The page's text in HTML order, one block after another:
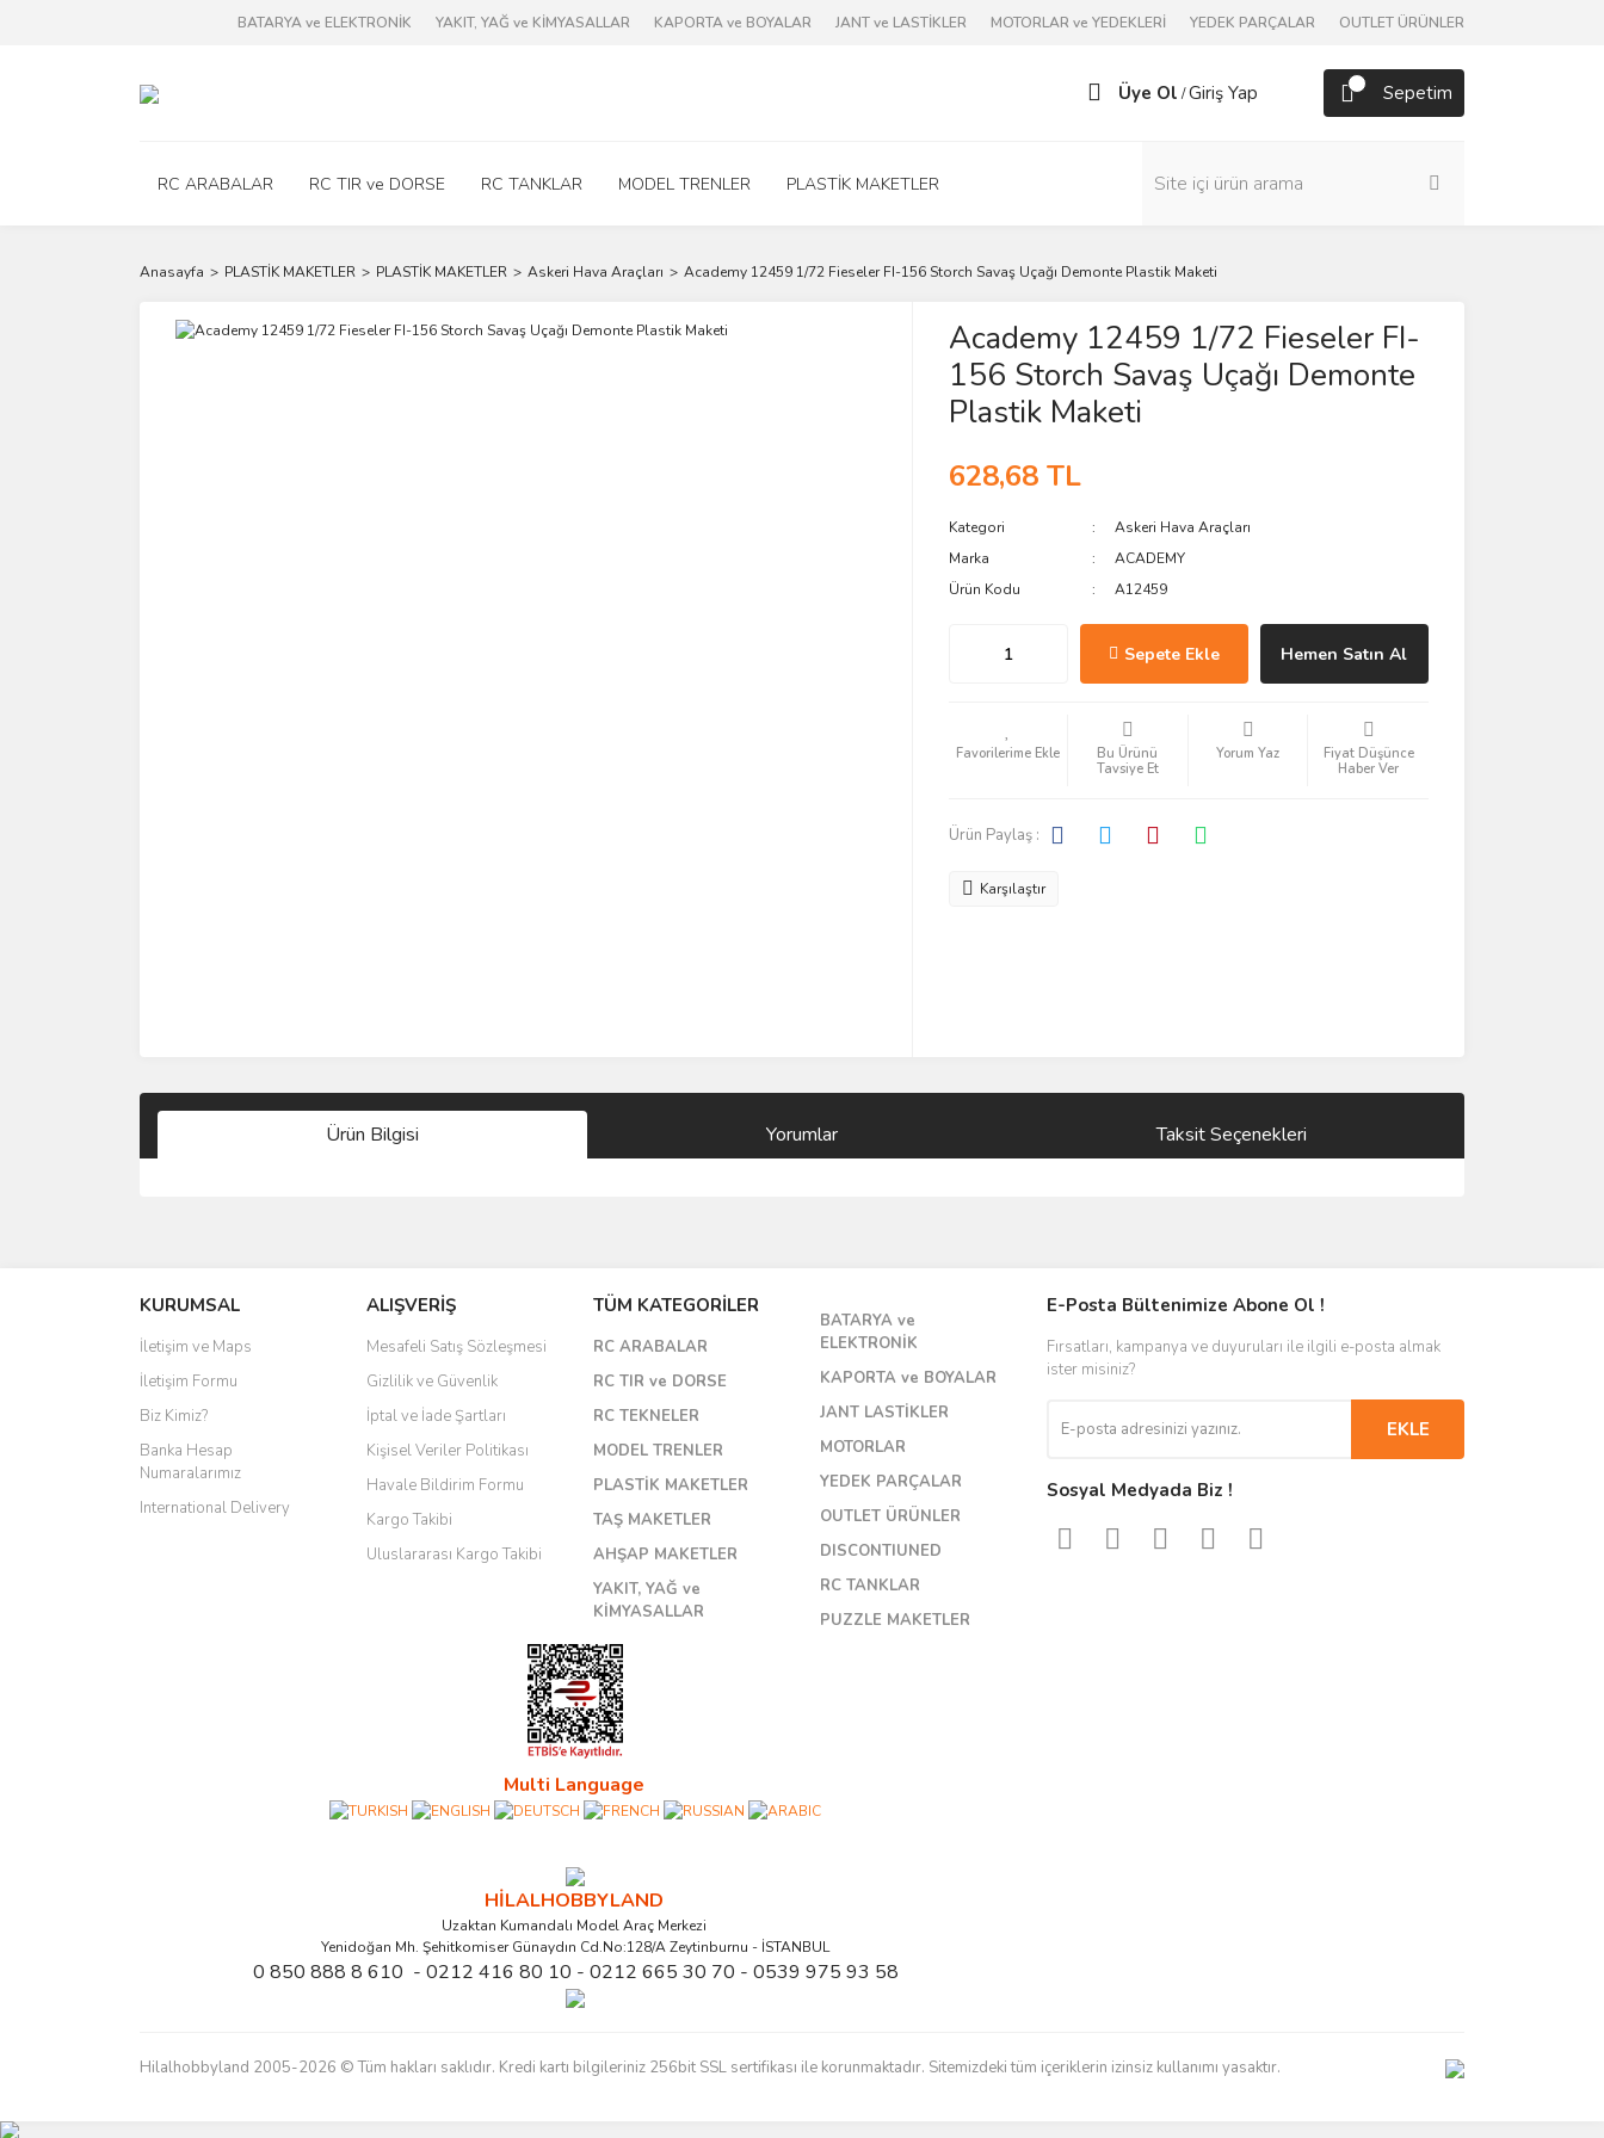
BATARYA ve ELEKTRONİK YAKIT, YAĞ ve KİMYASALLAR KAPORTA ve BOYALAR JANT ve LASTİKLER MOTORLAR ve YEDEKLERİ YEDEK PARÇALAR OUTLET ÜRÜNLER
Üye Ol /Giriş Yap Sepetim
RC ARABALAR RC TIR ve DORSE RC TANKLAR MODEL TRENLER PLASTİK MAKETLER
Anasayfa PLASTİK MAKETLER PLASTİK MAKETLER Askeri Hava Araçları Academy 12459 1/72 Fieseler FI-156 Storch Savaş Uçağı Demonte Plastik Maketi
Academy 12459 1/72 Fieseler FI-
156 Storch Savaş Uçağı Demonte
Plastik Maketi
628,68 TL
Kategori
Askeri Hava Araçları
Marka
ACADEMY
Ürün Kodu
A12459
Sepete Ekle Hemen Satın Al
Bu Ürünü
Tavsiye Et
Yorum Yaz
Fiyat Düşünce
Haber Ver
Ürün Paylaş :
Karşılaştır
Ürün Bilgisi Yorumlar Taksit Seçenekleri
Yorum Yaz
KURUMSAL
İletişim ve Maps
İletişim Formu
Biz Kimiz?
Banka Hesap
Numaralarımız
International Delivery
ALIŞVERİŞ
Mesafeli Satış Sözleşmesi
Gizlilik ve Güvenlik
İptal ve İade Şartları
Kişisel Veriler Politikası
Havale Bildirim Formu
Kargo Takibi
Uluslararası Kargo Takibi
TÜM KATEGORİLER
RC ARABALAR
RC TIR ve DORSE
RC TEKNELER
MODEL TRENLER
PLASTİK MAKETLER
TAŞ MAKETLER
AHŞAP MAKETLER
YAKIT, YAĞ ve
KİMYASALLAR
BATARYA ve
ELEKTRONİK
KAPORTA ve BOYALAR
JANT LASTİKLER
MOTORLAR
YEDEK PARÇALAR
OUTLET ÜRÜNLER
DISCONTIUNED
RC TANKLAR
PUZZLE MAKETLER
Multi Language
HİLALHOBBYLAND
Uzaktan Kumandalı Model Araç Merkezi
Yenidoğan Mh. Şehitkomiser Günaydın Cd.No:128/A Zeytinburnu - İSTANBUL
0 850 888 8 610 - 0212 416 80 10 - 0212 665 30 70 - 0539 975 93 58
E-Posta Bültenimize Abone Ol !
Fırsatları, kampanya ve duyuruları ile ilgili e-posta almak
ister misiniz?
EKLE
Sosyal Medyada Biz !
Hilalhobbyland 2005-2026 © Tüm hakları saklıdır. Kredi kartı bilgileriniz 256bit SSL sertifikası ile korunmaktadır. Sitemizdeki tüm içeriklerin izinsiz kullanımı yasaktır.